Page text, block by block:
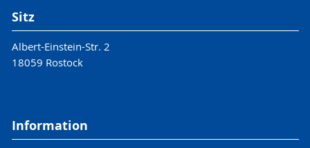
Sitz
Albert-Einstein-Str. 2
18059 Rostock
Information